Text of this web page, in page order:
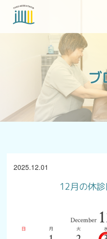
当院について
各種症状
アクセス
ブ
2025.12.01
12月の休